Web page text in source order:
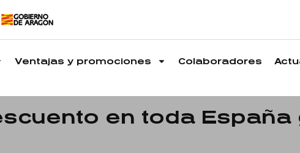
Ventajas y promociones Colaboradores
en toda España